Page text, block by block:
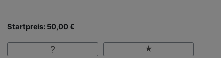
Startpreis: 50,00 €